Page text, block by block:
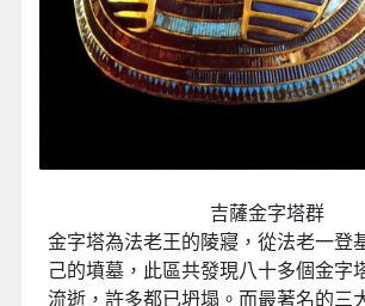
吉薩金字塔群
金字塔為法老王的陵寢，從法老一登
己的墳墓，此區共發現八十多個金字
流逝，許多都已坍塌。而最著名的三